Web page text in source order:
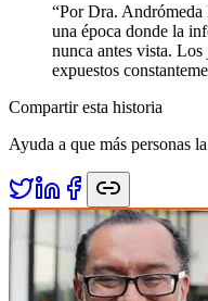
“Por Dra.
una época donde la
nunca antes vista.
expuestos
Compartir esta historia
Ayuda a que más personas